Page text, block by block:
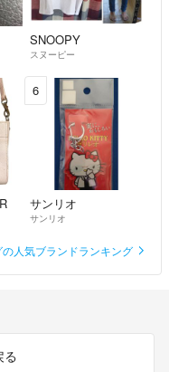
SNOOPY
スヌーピー
6
サンリオ
サンリオ
人気ブランドランキング